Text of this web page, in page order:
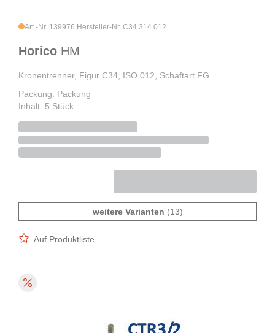
Art.-Nr. 139976 Hersteller-Nr. C34 314 012
Horico HM
Kronentrenner, Figur C34, ISO 012, Schaftart FG
Packung: Packung
Inhalt: 5 Stück
weitere Varianten (13)
Auf Produktliste